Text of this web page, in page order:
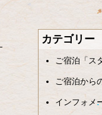
カテゴリー
ご宿泊「ス
ご宿泊から
インフォメ